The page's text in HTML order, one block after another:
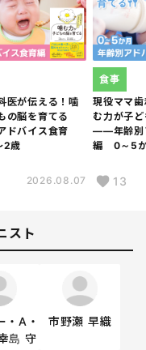
医が伝える！噛
の脳を育てる
バイス食育
歳
2026.08.07
現役ママ
む力が子
――年齢別
編 0～5
食事
13
スト
・A・
島 守
市野瀬 早織